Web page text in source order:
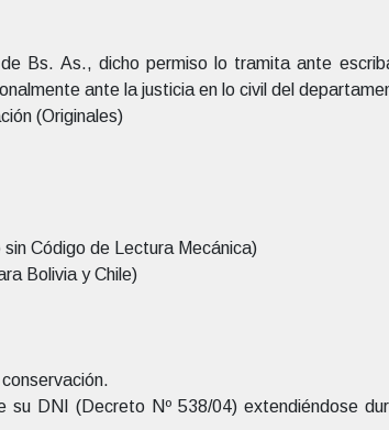
Bs. As., dicho permiso lo tramita ante
ante la justicia en lo civil del
(Originales)
Código de Lectura Mecánica)
Bolivia y Chile)
DNI (Decreto Nº 538/04) extendiéndose